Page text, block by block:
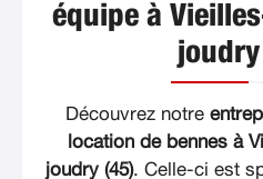
équipe à
Découvrez notre
location de bennes à
joudry (45). Celle-ci est